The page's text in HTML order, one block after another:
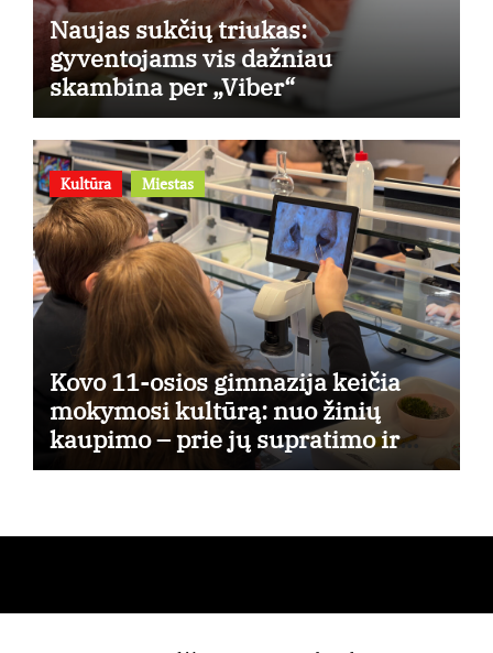
Naujas sukčių triukas:
gyventojams vis dažniau
skambina per „Viber“
Kultūra Miestas
Kovo 11-osios gimnazija keičia
mokymosi kultūrą: nuo žinių
kaupimo – prie jų supratimo ir
taikymo